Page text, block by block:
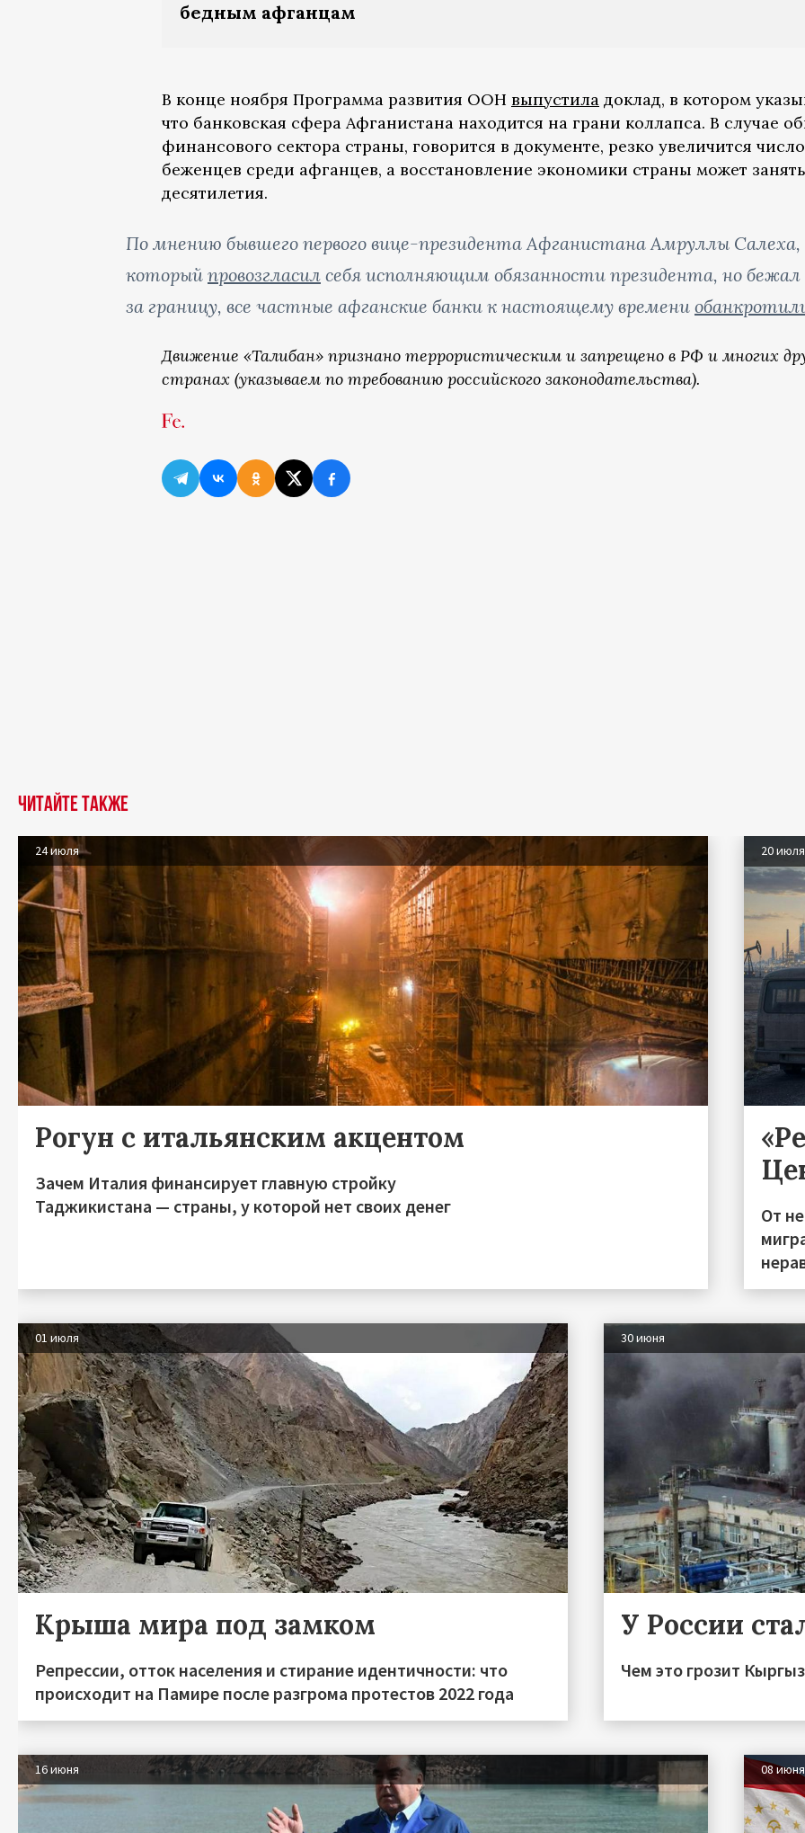
бедным афганцам
В конце ноября Программа развития ООН выпустила доклад, в котором
что банковская сфера Афганистана находится на грани коллапса. В случае
финансового сектора страны, говорится в документе, резко увеличится число
беженцев среди афганцев, а восстановление экономики страны может занять
десятилетия.
По мнению бывшего первого вице-президента Афганистана Амруллы Салеха,
который провозгласил себя исполняющим обязанности президента, но бежал
за границу, все частные афганские банки к настоящему времени
Движение «Талибан» признано террористическим и запрещено в РФ и многих
странах (указываем по требованию российского законодательства).
Читайте также
24 июля
Рогун с итальянским акцентом
Зачем Италия финансирует главную стройку
Таджикистана — страны, у которой нет своих денег
20 июля
От
01 июля
Крыша мира под замком
Репрессии, отток населения и стирание идентичности: что
происходит на Памире после разгрома протестов 2022 года
30 июня
У России
Чем это грозит
16 июня 08 июня